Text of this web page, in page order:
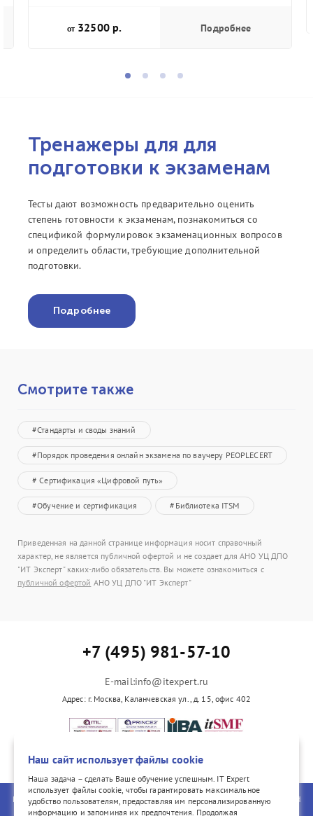
от 32500 р. Подробнее
Тренажеры для для
подготовки к экзаменам
Тесты дают возможность предварительно оценить
степень готовности к экзаменам, познакомиться со
спецификой формулировок экзаменационных вопросов
и определить области, требующие дополнительной
подготовки.
Подробнее
Смотрите также
#Стандарты и своды знаний
#Порядок проведения онлайн экзамена по ваучеру PEOPLECERT
# Сертификация «Цифровой путь»
#Обучение и сертификация #Библиотека ITSM
Приведенная на данной странице информация носит справочный
характер, не является публичной офертой и не создает для АНО УЦ ДПО
"ИТ Эксперт" каких-либо обязательств. Вы можете ознакомиться с
публичной офертой АНО УЦ ДПО "ИТ Эксперт"
+7 (495) 981-57-10
E-mail:info@itexpert.ru
Адрес: г. Москва, Каланчевская ул., д. 15, офис 402
vk.com/itexpertvk/
PeopleCert, ITIL®, PRINCE2®, PRINCE2 Agile®, and the Swirl logo are registered
trademarks of PeopleCert International Ltd. All rights reserved. COBIT® is a
Наш сайт использует файлы cookie
Наша задача – сделать Ваше обучение успешным. IT Expert
использует файлы cookie, чтобы гарантировать максимальное
удобство пользователям, предоставляя им персонализированную
информацию и запоминая их предпочтения. Продолжая